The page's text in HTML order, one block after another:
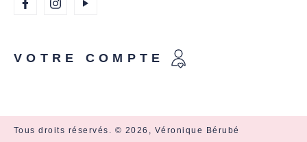
VOTRE COMPTE
Tous droits réservés. © 2026, Véronique Bérubé